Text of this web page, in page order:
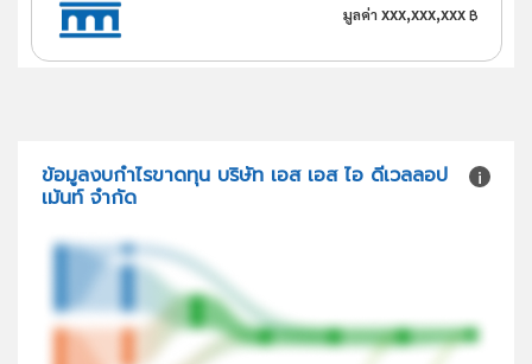
มูลค่า xxx,xxx,xxx ฿
ข้อมูลงบกำไรขาดทุน บริษัท เอส เอส ไอ ดีเวลลอป
เม้นท์ จำกัด